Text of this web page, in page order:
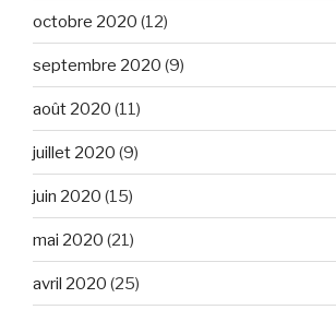
octobre 2020 (12)
septembre 2020 (9)
août 2020 (11)
juillet 2020 (9)
juin 2020 (15)
mai 2020 (21)
avril 2020 (25)